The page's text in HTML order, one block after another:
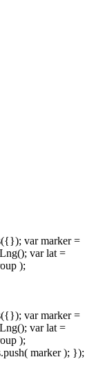
var marker =
var lat =
);
var marker =
var lat =
);
marker ); });